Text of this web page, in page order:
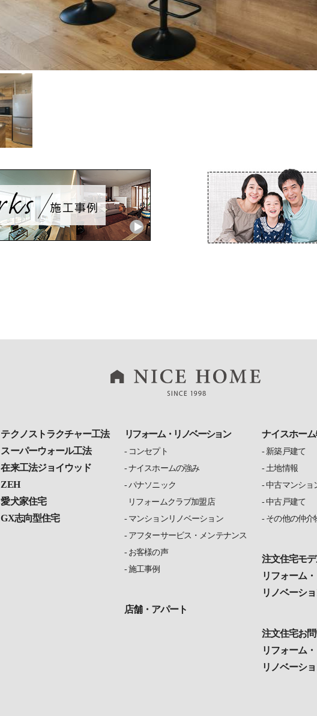
テクノストラクチャー工法
スーパーウォール工法
在来工法ジョイウッド
ZEH
愛犬家住宅
GX志向型住宅
リフォーム・リノベーション
コンセプト
ナイスホームの強み
パナソニック
リフォームクラブ加盟店
マンションリノベーション
アフターサービス・メンテナンス
お客様の声
施工事例
店舗・アパート
ナイスホー
新築戸建て
土地情報
中古マンショ
中古戸建て
その他の仲介
注文住宅モ
リフォーム・
リノベーシ
注文住宅お
リフォーム・
リノベーシ